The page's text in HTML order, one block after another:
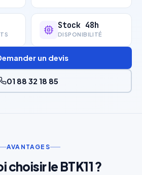
Stock 48h
DISPONIBILITÉ
un devis
01 88 32 18 85
AVANTAGES
choisir le BTK11 ?